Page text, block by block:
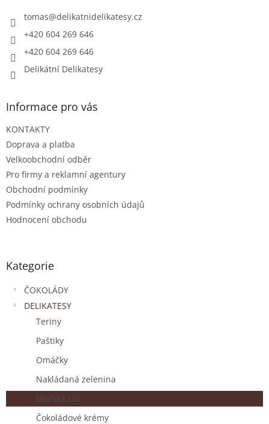
tomas@delikatnidelikatesy.cz
+420 604 269 646
+420 604 269 646
Delikátní Delikatesy
Informace pro vás
KONTAKTY
Doprava a platba
Velkoobchodní odběr
Pro firmy a reklamní agentury
Obchodní podmínky
Podmínky ochrany osobních údajů
Hodnocení obchodu
Kategorie
ČOKOLÁDY
DELIKATESY
Teriny
Paštiky
Omáčky
Nakládaná zelenina
Mořská sůl
Čokoládové krémy